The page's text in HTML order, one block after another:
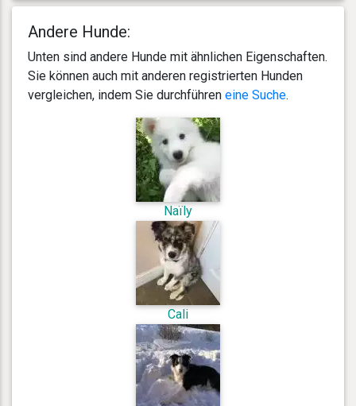
Andere Hunde:
Unten sind andere Hunde mit ähnlichen Eigenschaften.
Sie können auch mit anderen registrierten Hunden
vergleichen, indem Sie durchführen eine Suche.
Naïly
Cali